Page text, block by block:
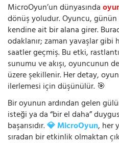
MicroOyun’un dünyasında
dönüş yoludur. Oyuncu, günün
kendine ait bir alana girer.
odaklanır; zaman yavaşlar gibi
saatler geçmiş. Bu etki,
sunumu ve akışı, oyuncunun
üzere şekillenir. Her detay,
ilerlemesi için düşünülür. 🎯
Bir oyunun ardından gelen
isteği ya da “bir el daha”
başarısıdır.💎 MicroOyun, her
sıradan bir etkinlik olmaktan